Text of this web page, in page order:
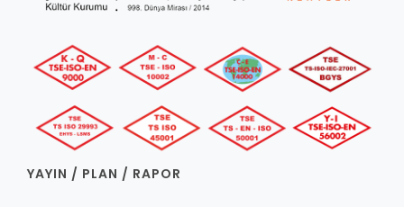
YAYIN / PLAN / RAPOR